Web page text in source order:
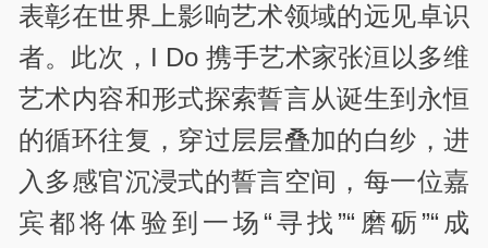
表彰在世界上影响艺术领域的远见卓识
者。此次，I Do 携手艺术家张洹以多维
艺术内容和形式探索誓言从诞生到永恒
的循环往复，穿过层层叠加的白纱，进
入多感官沉浸式的誓言空间，每一位嘉
宾都将体验到一场“寻找”“磨砺”“成